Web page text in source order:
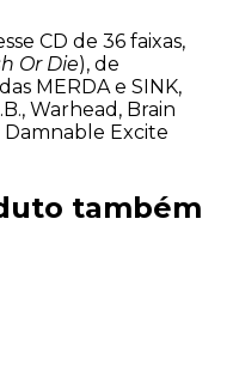
CD de 36 faixas,
Or Die), de
MERDA e SINK,
Warhead, Brain
Excite
também